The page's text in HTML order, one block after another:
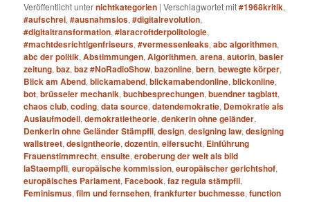
Veröffentlicht unternichtkategorien |Verschlagwortet mit#1968kritik,
#aufschrei,#ausnahmslos,#digitalrevolution,
#digitaltransformation,#laracroftderpolitologie,
#machtdesrichtigenfriseurs,#vermessenleaks,abc algorithmen,
abc der politik,Abstimmungen,Algorithmen,arena,autorin,basler
zeitung,baz,baz #NoRadioShow,bazonline,bern,bewegte körper,
Blick am Abend,blickamabend,blickamabendonline,blickonline,
bot,brüsseler mechanik,buchbesprechungen,buendner tagblatt,
chaos club,coding,data source,datendemokratie, Demokratie als
Auslaufmodell,demokratietheorie,denkerin ohne geländer,
Denkerin ohne Geländer Stämpfli,design,designing law,designing
wallstreet,designtheorie,dozentin,eifersucht, Einführung
Frauenstimmrecht,ensuite,eroberung der welt als bild
laStaempfli,europäische kommission,europäischer gerichtshof,
europäisches Parlament,Facebook,faz regula stämpfli,
Feminismus,film und fernsehen,frankfurter buchmesse,function